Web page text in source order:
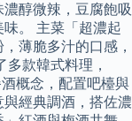
醇微辣，豆腐飽吸
。 主菜「超濃起
薄脆多汁的口感，
款韓式料理，
概念，配置吧檯與
經典調酒，搭佐濃